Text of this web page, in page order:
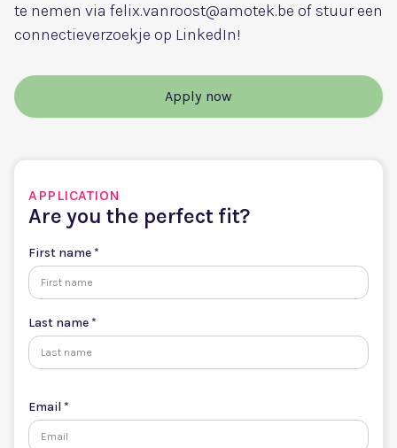
te nemen via felix.vanroost@amotek.be of stuur een
connectieverzoekje op LinkedIn!
Apply now
APPLICATION
Are you the perfect fit?
First name *
Last name *
Email *